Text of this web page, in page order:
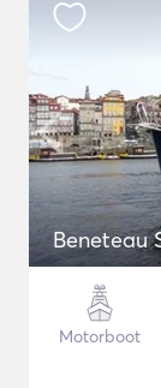
Beneteau
Motorboot